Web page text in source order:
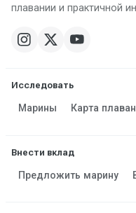
плавании и практичной
Исследовать
Марины Карта
Внести вклад
Предложить марину